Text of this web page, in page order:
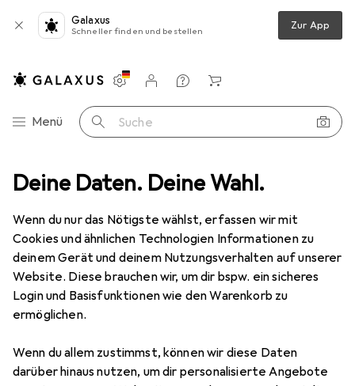
Deine Daten. Deine Wahl.
Wenn du nur das Nötigste wählst, erfassen wir mit
Cookies und ähnlichen Technologien Informationen zu
deinem Gerät und deinem Nutzungsverhalten auf unserer
Website. Diese brauchen wir, um dir bspw. ein sicheres
Login und Basisfunktionen wie den Warenkorb zu
ermöglichen.
Wenn du allem zustimmst, können wir diese Daten
darüber hinaus nutzen, um dir personalisierte Angebote
Galaxus
Schneller finden und bestellen Zur App
Navigation nach Kategorien
Menü Suche
Einstellungen
Kundenkonto
Vergleichslisten
Merklisten
Warenkorb
Smartphone Schutzfolie Dipos Displayschutzfolie Full-Cover 3D
5 Bilder
DiposDisplayschutzfolie Full-Cover
Samsung Galaxy M31 Prime
Preis in EUR inkl. MwSt.
EUR
12,99